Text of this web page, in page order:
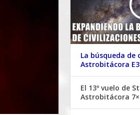
La búsqueda de
Astrobitácora
El 13º vuelo de
Astrobitácora